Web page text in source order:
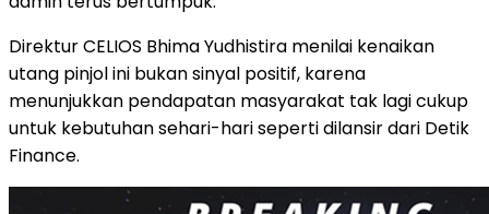
Direktur CELIOS Bhima Yudhistira menilai kenaikan
utang pinjol ini bukan sinyal positif, karena
menunjukkan pendapatan masyarakat tak lagi cukup
untuk kebutuhan sehari-hari seperti dilansir dari Detik
Finance.